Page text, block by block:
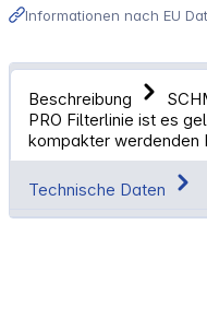
Informationen nach EU
Beschreibung
PRO Filterlinie ist es
kompakter werdenden
Technische Daten